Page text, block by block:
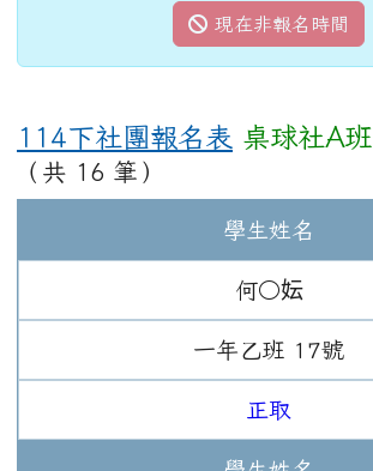
現在非報名時間
114下社團報名表 桌球社A班
（共 16 筆）
學生姓名
何○妘
一年 乙班 17號
正取